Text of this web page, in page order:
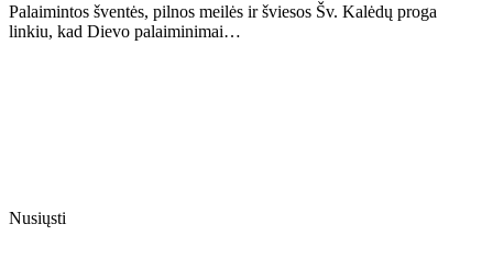
Palaimintos šventės, pilnos meilės ir šviesos Šv. Kalėdų proga
linkiu, kad Dievo palaiminimai…
Nusiųsti